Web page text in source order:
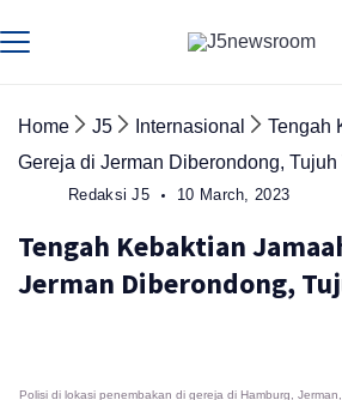
to
Home J5 Internasional
Tengah
Gereja di Jerman Diberondong, Tujuh
Redaksi J5 10 March, 2023
Tengah Kebaktian
Jerman Diberondong,
Polisi di lokasi penembakan di gereja di Hamburg,